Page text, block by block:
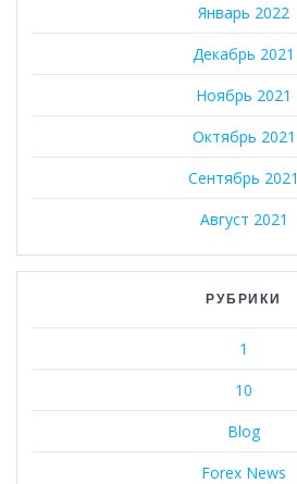
Январь 2022
Декабрь 2021
Ноябрь 2021
Октябрь 2021
Сентябрь 2021
Август 2021
РУБРИКИ
1
10
Blog
Forex News